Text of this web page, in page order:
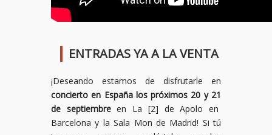
ENTRADAS YA A LA VENTA
¡Deseando estamos de disfrutarle en
concierto en España los próximos 20 y 21
de septiembreen La [2] de Apolo en
Barcelona y la Sala Mon de Madrid! Si tú